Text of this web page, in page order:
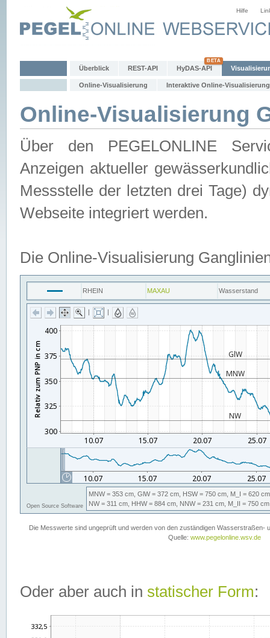
Hilfe
Überblick REST-API HyDAS-API
Online-Visualisierung Interaktive Online-Visualisierung
Online-Visualisierung
Über den PEGELONLINE
Anzeigen aktueller
Messstelle der letzten drei Tage)
Webseite integriert werden.
Die Online-Visualisierung
Oder aber auch in statischer Form: